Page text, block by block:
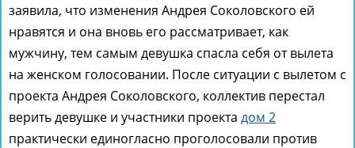
заявила, что изменения Андрея Соколовского ей
нравятся и она вновь его рассматривает, как
мужчину, тем самым девушка спасла себя от вылета
на женском голосовании. После ситуации с вылетом с
проекта Андрея Соколовского, коллектив перестал
верить девушке и участники проекта дом 2
практически единогласно проголосовали против